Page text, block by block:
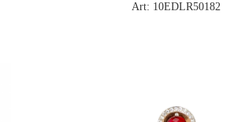
Art: 10EDLR50182